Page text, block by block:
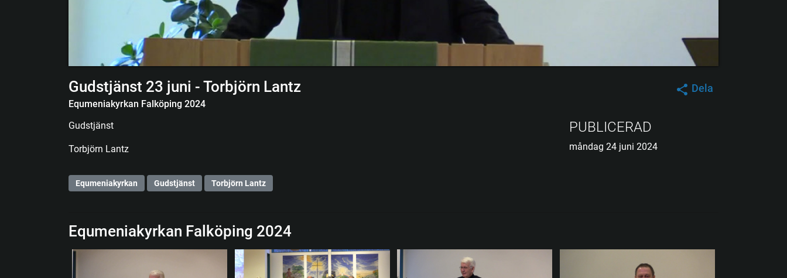
Dela
Gudstjänst 23 juni - Torbjörn Lantz
Equmeniakyrkan Falköping 2024
Gudstjänst
Torbjörn Lantz
Equmeniakyrkan Gudstjänst Torbjörn Lantz
PUBLICERAD
måndag 24 juni 2024
Equmeniakyrkan Falköping 2024